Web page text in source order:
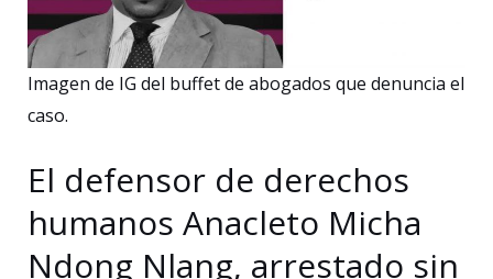
Imagen de IG del buffet de abogados que denuncia el
caso.
El defensor de derechos
humanos Anacleto Micha
Ndong Nlang, arrestado sin